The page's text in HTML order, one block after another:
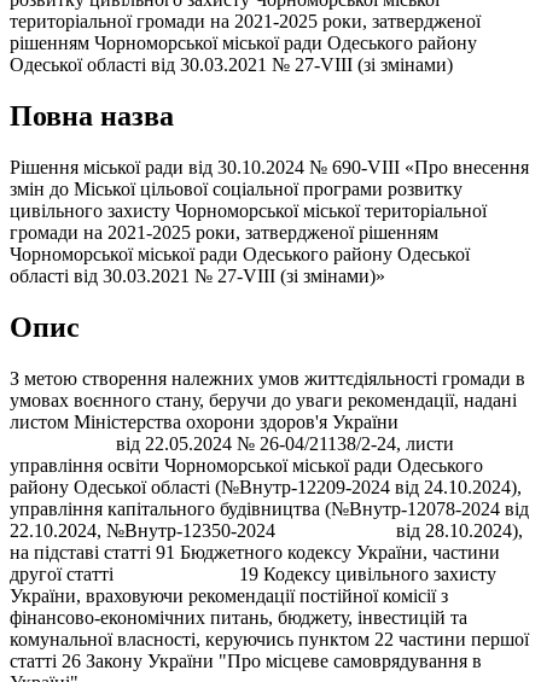
територіальної громади на 2021-2025 роки, затвердженої
рішенням Чорноморської міської ради Одеського району
Одеської області від 30.03.2021 № 27-VIII (зі змінами)
Повна назва
Рішення міської ради від 30.10.2024 № 690-VIII «Про внесення
змін до Міської цільової соціальної програми розвитку
цивільного захисту Чорноморської міської територіальної
громади на 2021-2025 роки, затвердженої рішенням
Чорноморської міської ради Одеського району Одеської
області від 30.03.2021 № 27-VIII (зі змінами)»
Опис
З метою створення належних умов життєдіяльності громади в
умовах воєнного стану, беручи до уваги рекомендації, надані
листом Міністерства охорони здоров'я України
від 22.05.2024 № 26-04/21138/2-24, листи
управління освіти Чорноморської міської ради Одеського
району Одеської області (№Внутр-12209-2024 від 24.10.2024),
управління капітального будівництва (№Внутр-12078-2024 від
22.10.2024, №Внутр-12350-2024 від 28.10.2024),
на підставі статті 91 Бюджетного кодексу України, частини
другої статті 19 Кодексу цивільного захисту
України, враховуючи рекомендації постійної комісії з
фінансово-економічних питань, бюджету, інвестицій та
комунальної власності, керуючись пунктом 22 частини першої
статті 26 Закону України "Про місцеве самоврядування в